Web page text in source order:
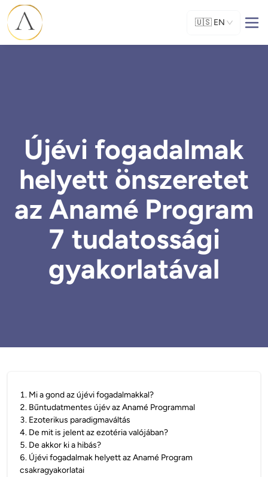
🇺🇸 EN
Újévi fogadalmak
helyett önszeretet
az Anamé Program
7 tudatossági
gyakorlatával
1. Mi a gond az újévi fogadalmakkal?
2. Bűntudatmentes újév az Anamé Programmal
3. Ezoterikus paradigmaváltás
4. De mit is jelent az ezotéria valójában?
5. De akkor ki a hibás?
6. Újévi fogadalmak helyett az Anamé Program
csakragyakorlatai